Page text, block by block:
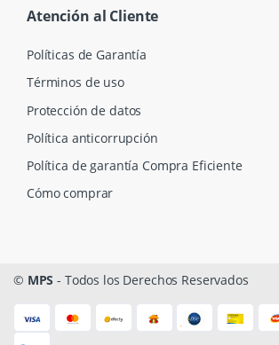
Atención al Cliente
Políticas de Garantía
Términos de uso
Protección de datos
Política anticorrupción
Política de garantía Compra Eficiente
Cómo comprar
© MPS - Todos los Derechos Reservados